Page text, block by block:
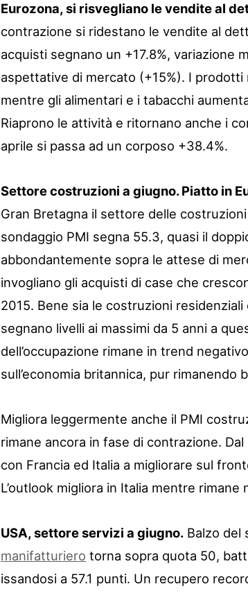
Eurozona, si risvegliano le vendite al
contrazione si ridestano le vendite al
acquisti segnano un +17.8%, variazione
aspettative di mercato (+15%). I
mentre gli alimentari e i tabacchi
Riaprono le attività e ritornano anche i
aprile si passa ad un corposo +38.4%.
Settore costruzioni a giugno. Piatto in
Gran Bretagna il settore delle
sondaggio PMI segna 55.3, quasi il
abbondantemente sopra le attese di
invogliano gli acquisti di case che
2015. Bene sia le costruzioni
segnano livelli ai massimi da 5 anni a
dell’occupazione rimane in trend
sull’economia britannica, pur rimanendo
Migliora leggermente anche il PMI
rimane ancora in fase di contrazione.
con Francia ed Italia a migliorare sul
L’outlook migliora in Italia mentre rimane
USA, settore servizi a giugno. Balzo del
manifatturiero torna sopra quota 50,
issandosi a 57.1 punti. Un recupero